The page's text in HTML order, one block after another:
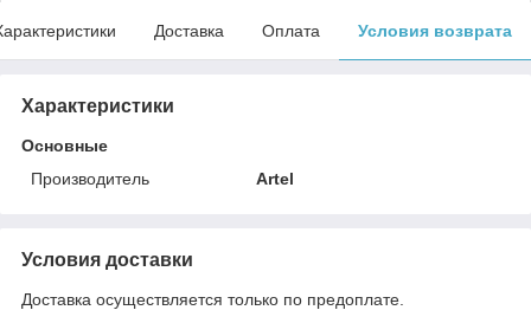
Доставка Оплата Условия возврата
Характеристики
Основные
Производитель
Artel
Условия доставки
Доставка осуществляется только по предоплате.